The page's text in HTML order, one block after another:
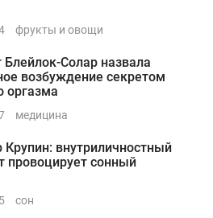
фрукты и овощи
Блейлок-Солар назвала
возбуждение секретом
оргазма
медицина
Крупин: внутриличностный
провоцирует сонный
сон